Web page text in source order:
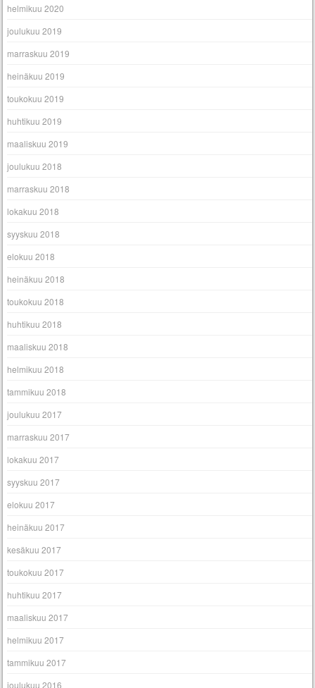
helmikuu 2020
joulukuu 2019
marraskuu 2019
heinäkuu 2019
toukokuu 2019
huhtikuu 2019
maaliskuu 2019
joulukuu 2018
marraskuu 2018
lokakuu 2018
syyskuu 2018
elokuu 2018
heinäkuu 2018
toukokuu 2018
huhtikuu 2018
maaliskuu 2018
helmikuu 2018
tammikuu 2018
joulukuu 2017
marraskuu 2017
lokakuu 2017
syyskuu 2017
elokuu 2017
heinäkuu 2017
kesäkuu 2017
toukokuu 2017
huhtikuu 2017
maaliskuu 2017
helmikuu 2017
tammikuu 2017
joulukuu 2016